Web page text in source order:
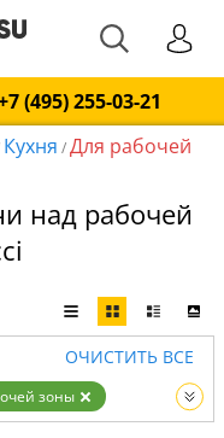
(495) 255-03-21
Кухня /Для рабочей
над рабочей
ОЧИСТИТЬ ВСЕ
зоны